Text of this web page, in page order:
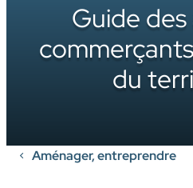
Guide des
du
Aménager, entreprendre